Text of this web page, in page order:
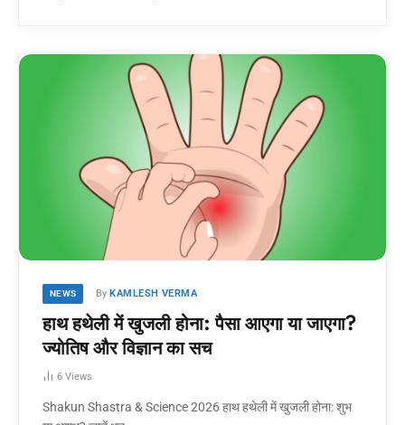
NEWS By KAMLESH VERMA
हाथ हथेली में खुजली होना: पैसा आएगा या जाएगा?
ज्योतिष और विज्ञान का सच
6 Views
Shakun Shastra & Science 2026 हाथ हथेली में खुजली होना: शुभ